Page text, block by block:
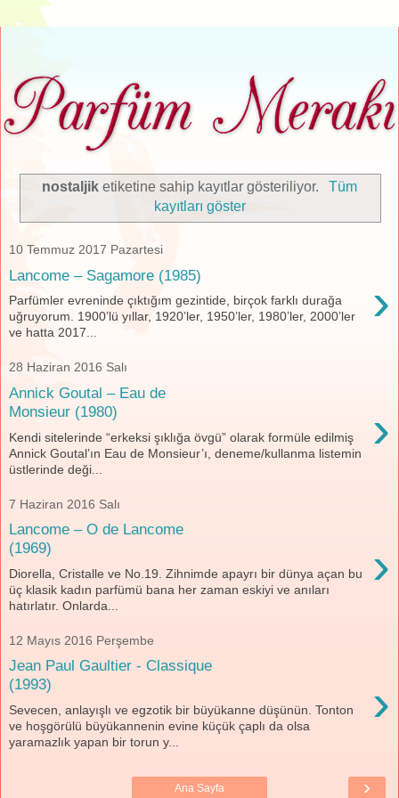
nostaljik etiketine sahip kayıtlar gösteriliyor.
Tüm
kayıtları göster
10 Temmuz 2017 Pazartesi
Lancome – Sagamore (1985) ›
Parfümler evreninde çıktığım gezintide, birçok farklı durağa
uğruyorum. 1900’lü yıllar, 1920’ler, 1950’ler, 1980’ler, 2000’ler
ve hatta 2017...
28 Haziran 2016 Salı
Annick Goutal – Eau de
Monsieur (1980)
›
Kendi sitelerinde “erkeksi şıklığa övgü” olarak formüle edilmiş
Annick Goutal’ın Eau de Monsieur’ı, deneme/kullanma listemin
üstlerinde deği...
7 Haziran 2016 Salı
Lancome – O de Lancome
(1969)
›
Diorella, Cristalle ve No.19. Zihnimde apayrı bir dünya açan bu
üç klasik kadın parfümü bana her zaman eskiyi ve anıları
hatırlatır. Onlarda...
12 Mayıs 2016 Perşembe
Jean Paul Gaultier - Classique
(1993)
›
Sevecen, anlayışlı ve egzotik bir büyükanne düşünün. Tonton
ve hoşgörülü büyükannenin evine küçük çaplı da olsa
yaramazlık yapan bir torun y...
›
Ana Sayfa